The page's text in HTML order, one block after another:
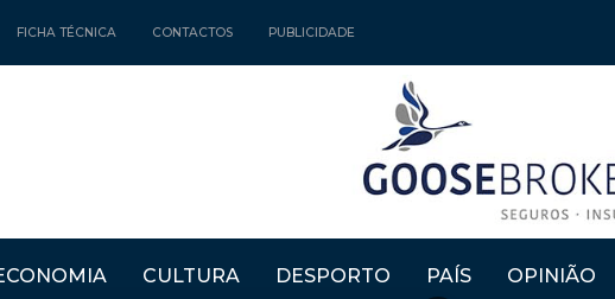
FICHA TÉCNICA CONTACTOS PUBLICIDADE
CULTURA DESPORTO PAÍS OPINIÃO